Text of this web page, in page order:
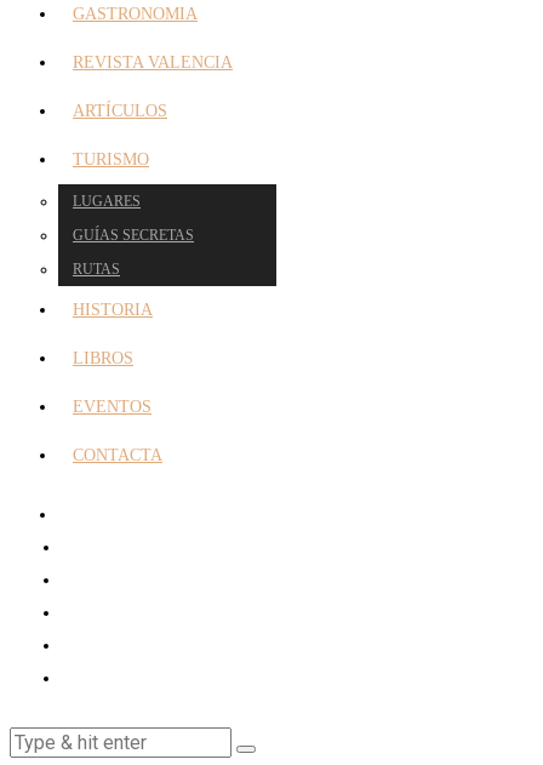
GASTRONOMIA
REVISTA VALENCIA
ARTÍCULOS
TURISMO
LUGARES
GUÍAS SECRETAS
RUTAS
HISTORIA
LIBROS
EVENTOS
CONTACTA